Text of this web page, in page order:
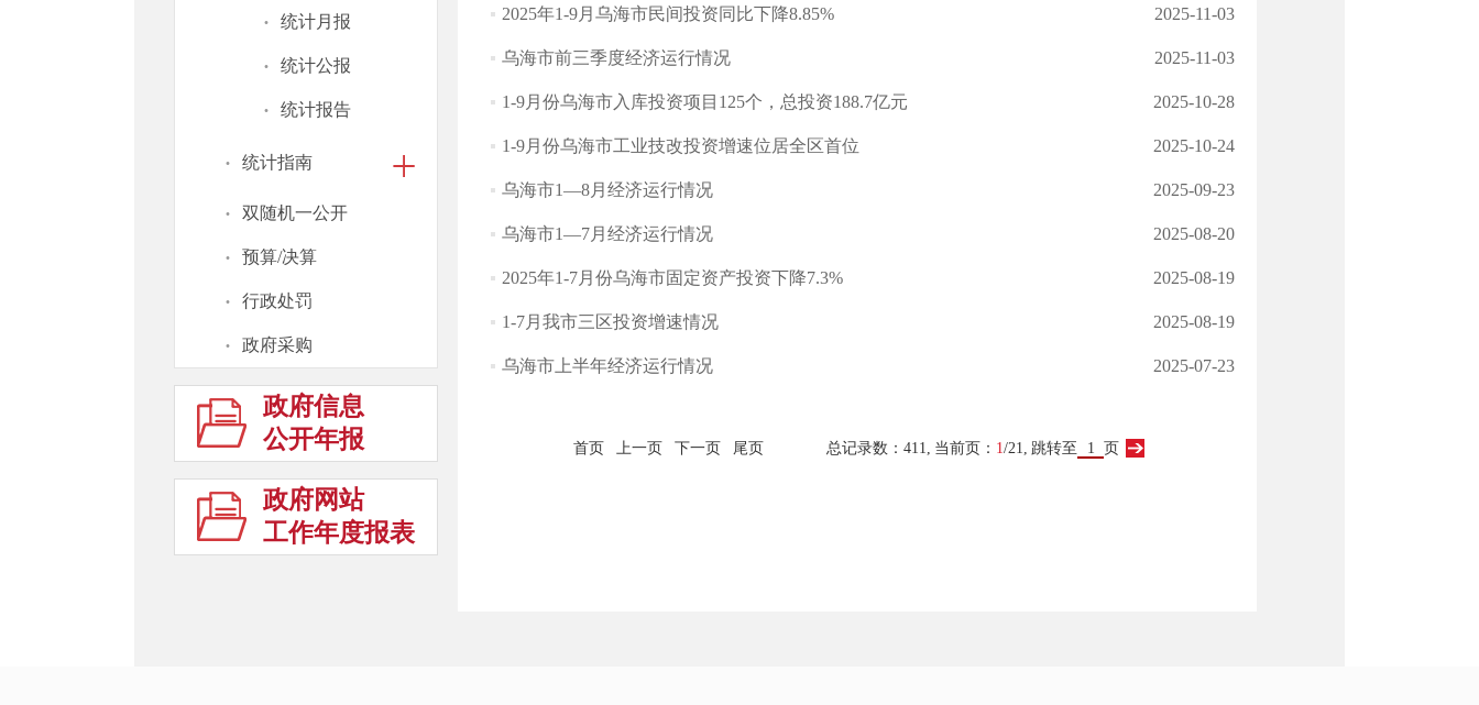
· 统计月报
· 统计公报
· 统计报告
· 统计指南
· 双随机一公开
· 预算/决算
· 行政处罚
· 政府采购
政府信息
公开年报
政府网站
工作年度报表
2025年1-9月乌海市民间投资同比下降8.85% 2025-11-03
乌海市前三季度经济运行情况 2025-11-03
1-9月份乌海市入库投资项目125个，总投资188.7亿元 2025-10-28
1-9月份乌海市工业技改投资增速位居全区首位 2025-10-24
乌海市1—8月经济运行情况 2025-09-23
乌海市1—7月经济运行情况 2025-08-20
2025年1-7月份乌海市固定资产投资下降7.3% 2025-08-19
1-7月我市三区投资增速情况 2025-08-19
乌海市上半年经济运行情况 2025-07-23
首页 上一页 下一页 尾页 总记录数：411, 当前页： 1/21, 跳转至 页